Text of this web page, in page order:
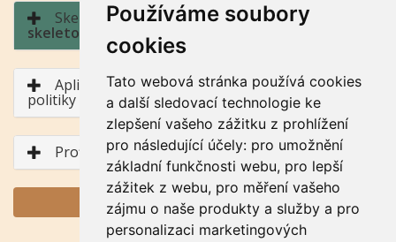
Používáme soubory
cookies
Tato webová stránka používá cookies
a další sledovací technologie ke
zlepšení vašeho zážitku z prohlížení
pro následující účely: pro umožnění
základní funkčnosti webu, pro lepší
zážitek z webu, pro měření vašeho
zájmu o naše produkty a služby a pro
personalizaci marketingových
Skeletovitost a hloubka půdy:2 - slabě
skeletovitá / půda hluboká
Aplikace BPEJ v rámci Společné zemědělské
politiky
Profil půdního typu
GENERUJ PDF